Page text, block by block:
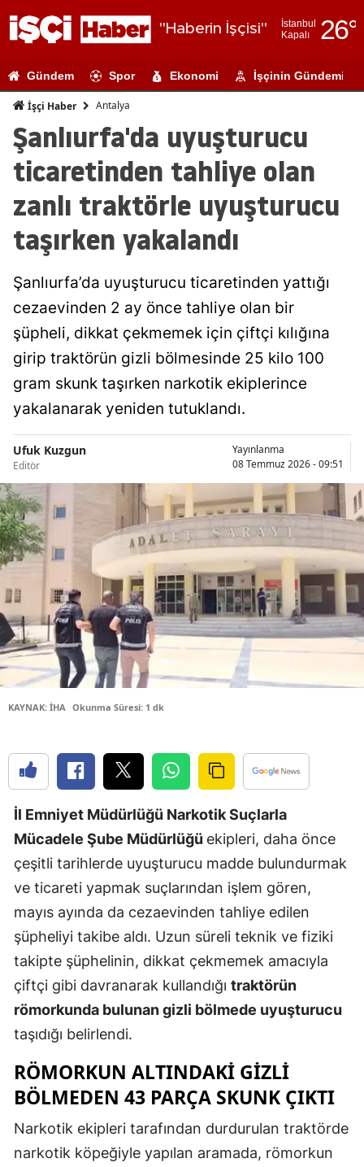
"Haberin İşçisi"
İstanbul
Kapalı
26°
Adıyaman
Ağrı
Amasya
Ankara
Artvin
Balıkesir
Bilecik
Bolu
Burdur
Bursa
Çanakkale
Çankırı
Çorum
Denizli
Erzurum
Eskişehir
Gaziantep
Hakkari
İstanbul
Gündem Spor Ekonomi İşçinin Gündemi
İşçi Haber Antalya
Şanlıurfa'da uyuşturucu
ticaretinden tahliye olan
zanlı traktörle uyuşturucu
taşırken yakalandı
Şanlıurfa’da uyuşturucu ticaretinden yattığı
cezaevinden 2 ay önce tahliye olan bir
şüpheli, dikkat çekmemek için çiftçi kılığına
girip traktörün gizli bölmesinde 25 kilo 100
gram skunk taşırken narkotik ekiplerince
yakalanarak yeniden tutuklandı.
Ufuk Kuzgun
Editör
Yayınlanma
08 Temmuz 2026 - 09:51
KAYNAK: İHA Okunma Süresi: 1 dk
İl Emniyet Müdürlüğü Narkotik Suçlarla
Mücadele Şube Müdürlüğü ekipleri, daha önce
çeşitli tarihlerde uyuşturucu madde bulundurmak
ve ticareti yapmak suçlarından işlem gören,
mayıs ayında da cezaevinden tahliye edilen
şüpheliyi takibe aldı. Uzun süreli teknik ve fiziki
takipte şüphelinin, dikkat çekmemek amacıyla
çiftçi gibi davranarak kullandığı traktörün
römorkunda bulunan gizli bölmede uyuşturucu
taşıdığı belirlendi.
RÖMORKUN ALTINDAKI GIZLI
BÖLMEDEN 43 PARÇA SKUNK ÇIKTI
Narkotik ekipleri tarafından durdurulan traktörde
narkotik köpeğiyle yapılan aramada, römorkun